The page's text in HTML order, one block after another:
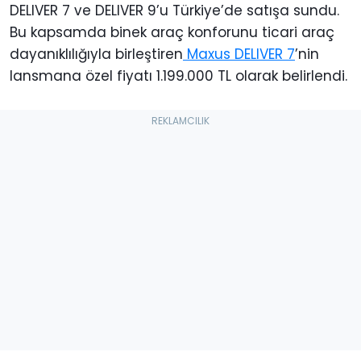
DELIVER 7 ve DELIVER 9’u Türkiye’de satışa sundu.
Bu kapsamda binek araç konforunu ticari araç
dayanıklılığıyla birleştiren Maxus DELIVER 7’nin
lansmana özel fiyatı 1.199.000 TL olarak belirlendi.